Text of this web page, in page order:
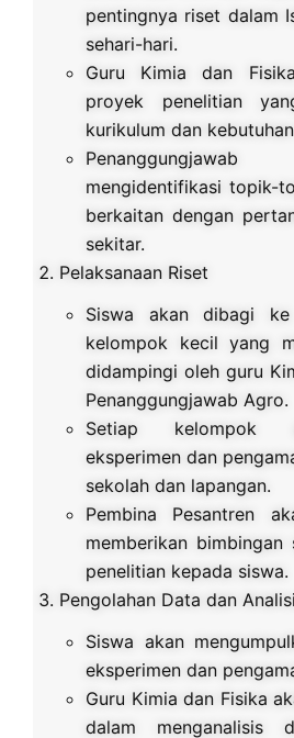
pentingnya riset dalam
sehari-hari.
Guru Kimia dan
proyek penelitian
kurikulum dan
mengidentifikasi topik-
berkaitan dengan
sekitar.
Pelaksanaan Riset
Siswa akan dibagi
kelompok kecil yang
didampingi oleh guru
Penanggungjawab Agro.
Setiap kelompok
eksperimen dan
sekolah dan lapangan.
Pembina Pesantren
memberikan
penelitian kepada siswa.
Pengolahan Data dan
Siswa akan
eksperimen dan
Guru Kimia dan Fisika
dalam menganalisis